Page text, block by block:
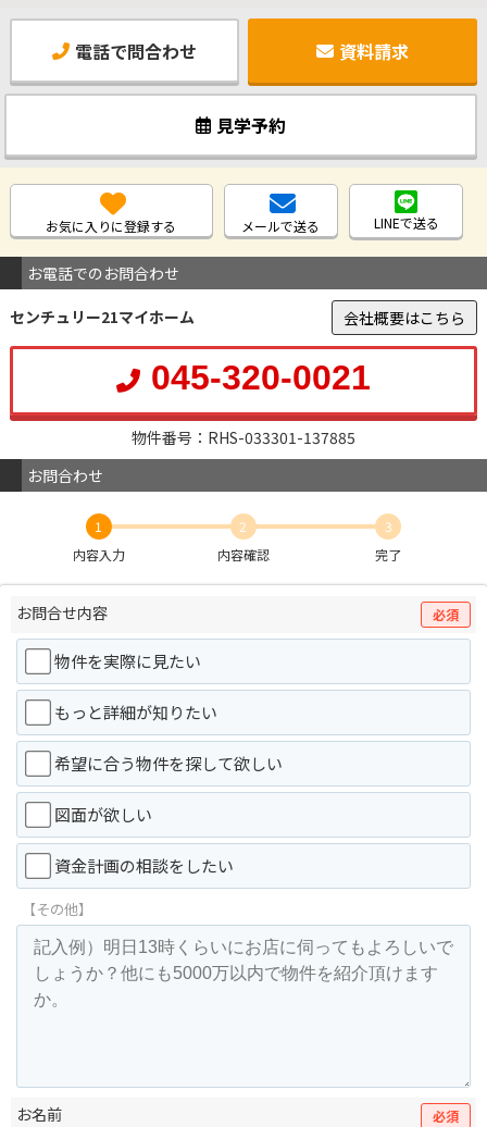
電話で問合わせ 資料請求
見学予約
お気に入りに登録する メールで送る LINEで送る
お電話でのお問合わせ
センチュリー21マイホーム
会社概要はこちら
045-320-0021
物件番号：RHS-033301-137885
お問合わせ
1
内容入力
2
内容確認
3
完了
お問合せ内容 必須
物件を実際に見たい
もっと詳細が知りたい
希望に合う物件を探して欲しい
図面が欲しい
資金計画の相談をしたい
【その他】
お名前 必須